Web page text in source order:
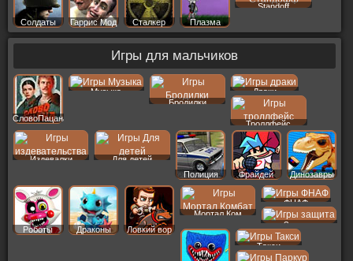
Солдаты Гаррис Мод Сталкер Плазма
Standoff
Игры для мальчиков
СловоПацана
Музыка
Бродилки
Драки
Троллфейс
Издевалки
Для детей
Полиция
Фрайдей Динозавры
Роботы Драконы Ловкий вор
Мортал Ком
ФНАФ
Защита
Такси